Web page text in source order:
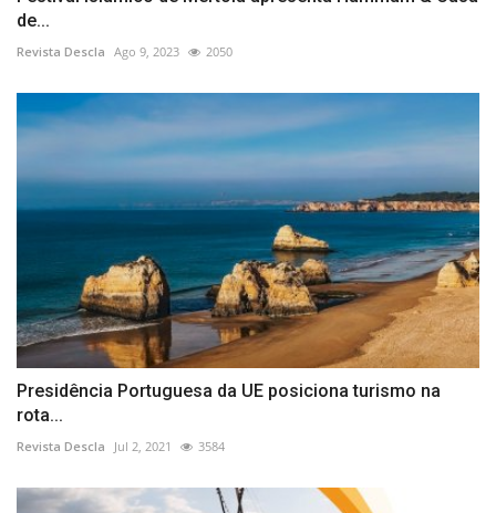
de...
Revista Descla Ago 9, 2023 2050
Presidência Portuguesa da UE posiciona turismo na
rota...
Revista Descla Jul 2, 2021 3584